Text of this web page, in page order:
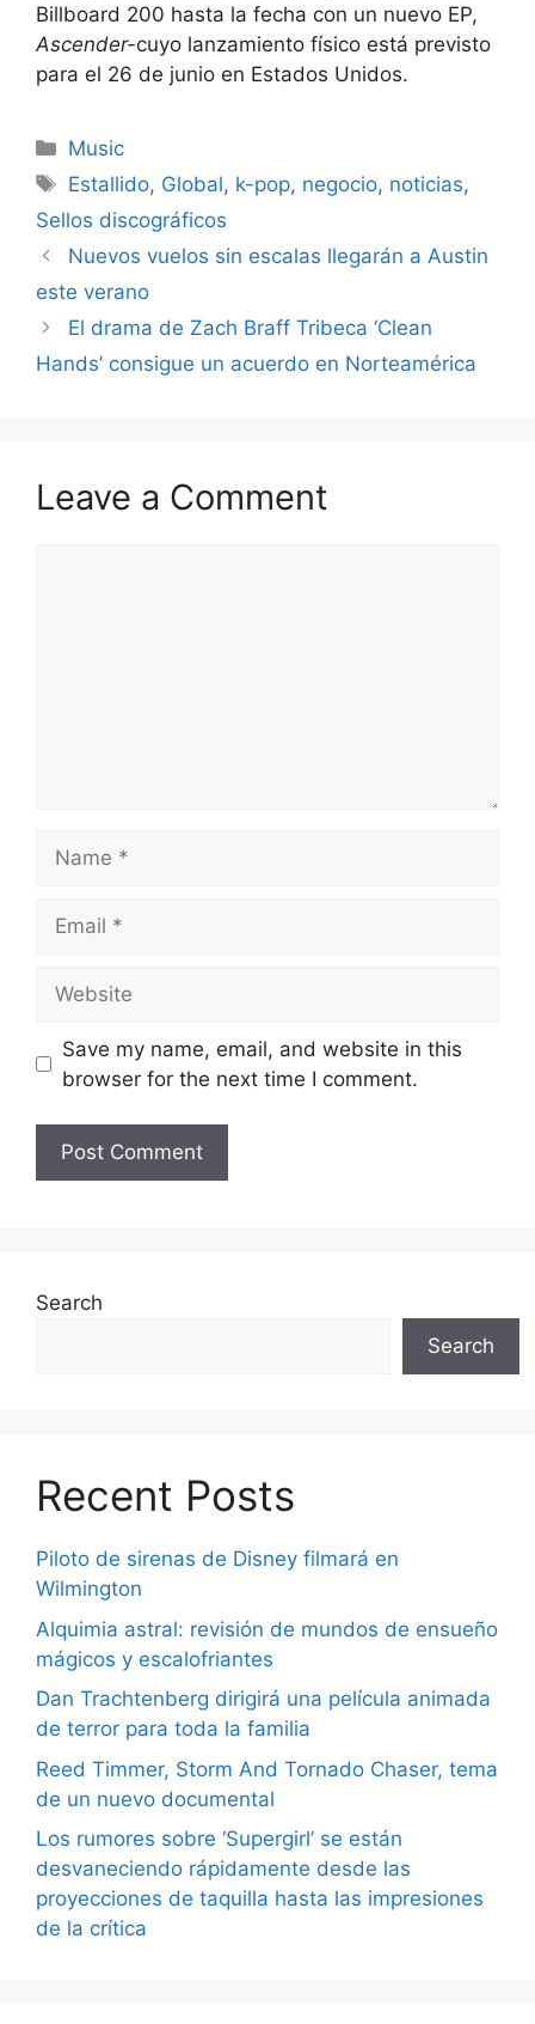
Billboard 200 hasta la fecha con un nuevo EP,
Ascender-cuyo lanzamiento físico está previsto
para el 26 de junio en Estados Unidos.
Categories
Music
Tags
Estallido, Global, k-pop, negocio, noticias,
Sellos discográficos
Nuevos vuelos sin escalas llegarán a Austin
este verano
El drama de Zach Braff Tribeca ‘Clean
Hands’ consigue un acuerdo en Norteamérica
Leave a Comment
Save my name, email, and website in this
browser for the next time I comment.
Search
Search
Recent Posts
Piloto de sirenas de Disney filmará en
Wilmington
Alquimia astral: revisión de mundos de ensueño
mágicos y escalofriantes
Dan Trachtenberg dirigirá una película animada
de terror para toda la familia
Reed Timmer, Storm And Tornado Chaser, tema
de un nuevo documental
Los rumores sobre ‘Supergirl’ se están
desvaneciendo rápidamente desde las
proyecciones de taquilla hasta las impresiones
de la crítica